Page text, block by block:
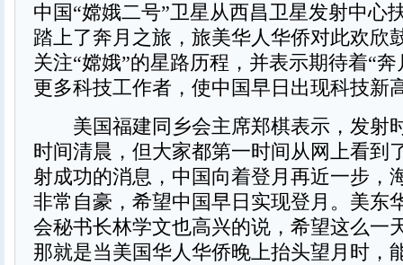
中国“嫦娥二号”卫星从西昌卫星发射中心
踏上了奔月之旅，旅美华人华侨对此欢欣
关注“嫦娥”的星路历程，并表示期待着“
更多科技工作者，使中国早日出现科技新
美国福建同乡会主席郑棋表示，发射
时间清晨，但大家都第一时间从网上看到
射成功的消息，中国向着登月再近一步，
非常自豪，希望中国早日实现登月。美东
会秘书长林学文也高兴的说，希望这么一
那就是当美国华人华侨晚上抬头望月时，